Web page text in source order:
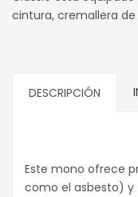
cintura, cremallera
DESCRIPCIÓN
Este mono ofrece
como el asbesto) y